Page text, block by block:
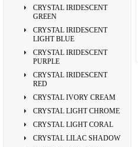
CRYSTAL IRIDESCENT
GREEN
CRYSTAL IRIDESCENT
LIGHT BLUE
CRYSTAL IRIDESCENT
PURPLE
CRYSTAL IRIDESCENT
RED
CRYSTAL IVORY CREAM
CRYSTAL LIGHT CHROME
CRYSTAL LIGHT CORAL
CRYSTAL LILAC SHADOW